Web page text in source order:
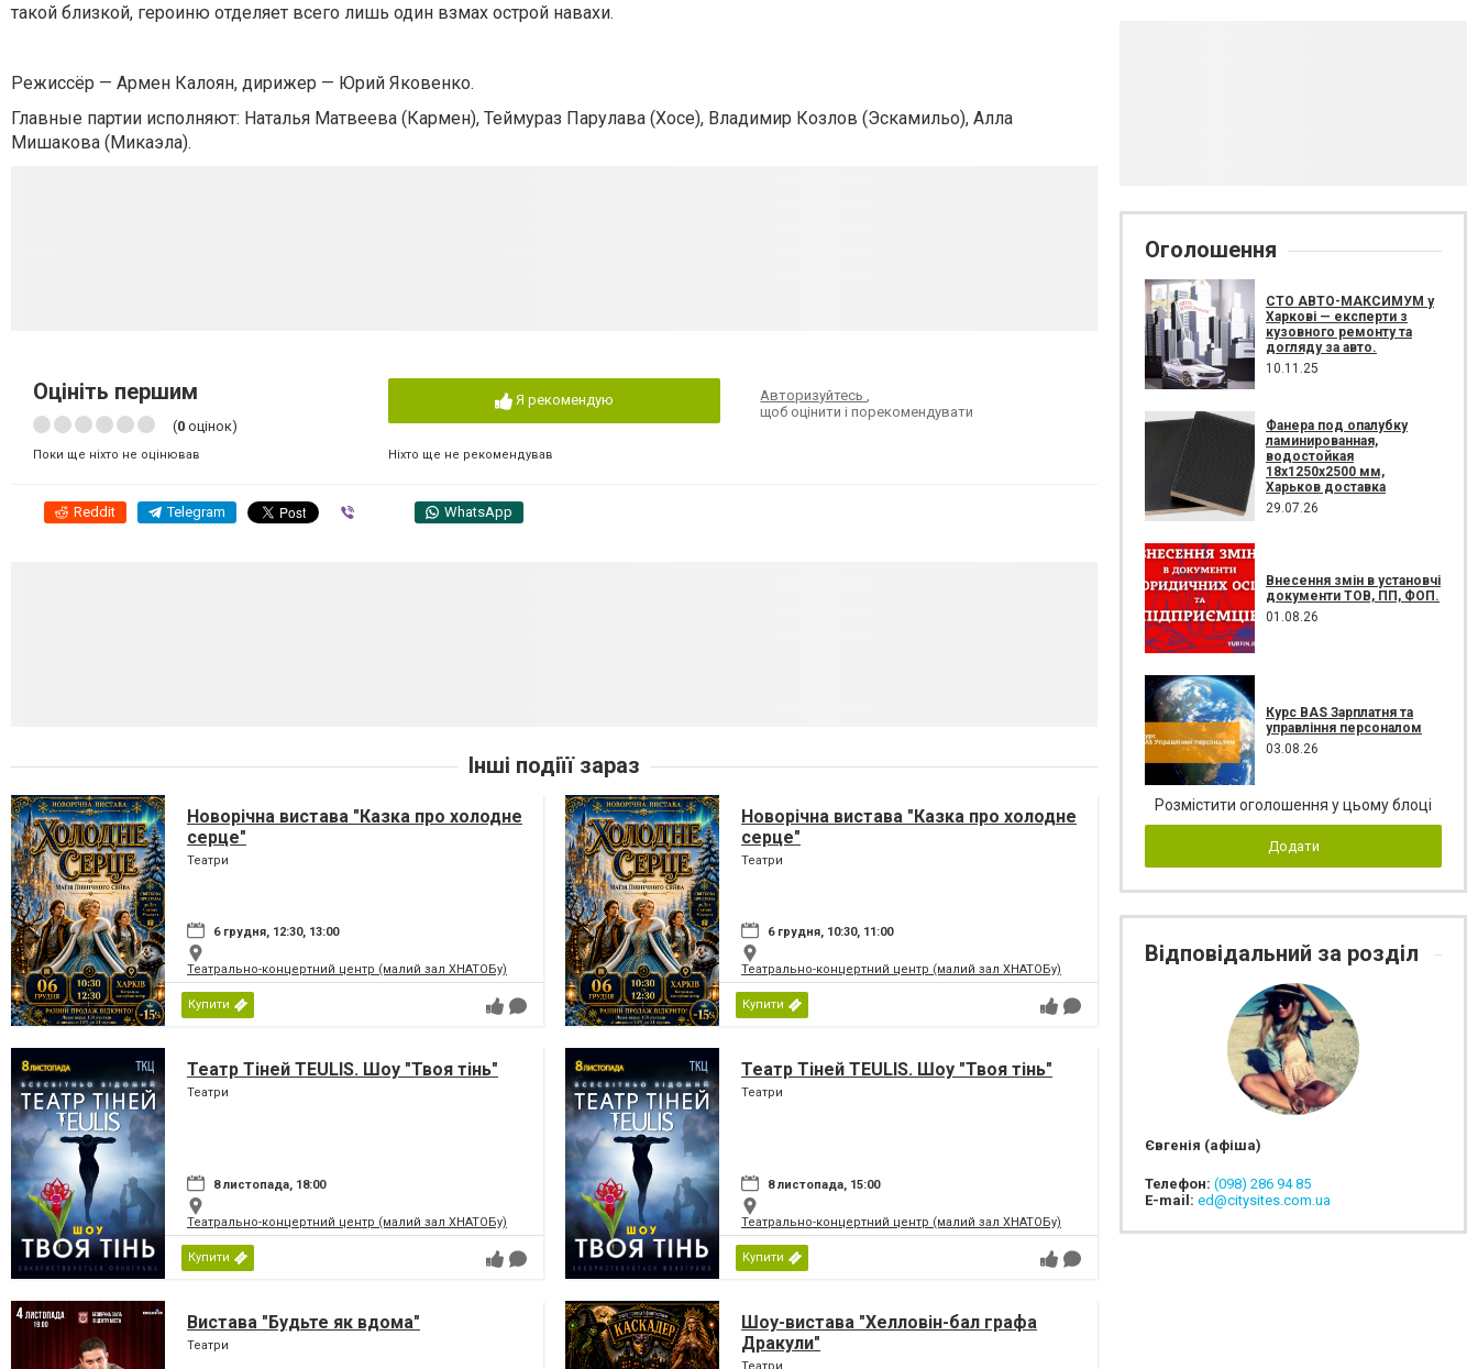
такой близкой, героиню отделяет всего лишь один взмах острой навахи.
Режиссёр — Армен Калоян, дирижер — Юрий Яковенко.
Главные партии исполняют: Наталья Матвеева (Кармен), Теймураз Парулава (Хосе), Владимир Козлов (Эскамильо), Алла
Мишакова (Микаэла).
Оцініть першим
(0 оцінок)
Поки ще ніхто не оцінював
Я рекомендую
Ніхто ще не рекомендував
Авторизуйтесь
щоб оцінити і порекомендувати
Reddit Telegram WhatsApp
Інші подіїї зараз
Новорічна вистава "Казка про холодне
серце"
Театри
6 грудня, 12:30, 13:00
Театрально-концертний центр (малий зал ХНАТОБу)
Купити
Новорічна вистава "Казка про холодне
серце"
Театри
6 грудня, 10:30, 11:00
Театрально-концертний центр (малий зал ХНАТОБу)
Купити
Театр Тіней TEULIS. Шоу "Твоя тінь"
Театри
8 листопада, 18:00
Театрально-концертний центр (малий зал ХНАТОБу)
Купити
Театр Тіней TEULIS. Шоу "Твоя тінь"
Театри
8 листопада, 15:00
Театрально-концертний центр (малий зал ХНАТОБу)
Купити
Вистава "Будьте як вдома"
Театри
Шоу-вистава "Хелловін-бал графа
Дракули"
Оголошення
СТО АВТО-МАКСИМУМ у
Харкові — експерти з
кузовного ремонту та
догляду за авто.
10.11.25
Фанера под опалубку
ламинированная,
водостойкая
18х1250х2500 мм,
Харьков доставка
29.07.26
Внесення змін в установчі
документи ТОВ, ПП, ФОП.
01.08.26
Курс BAS Зарплатня та
управління персоналом
03.08.26
Розмістити оголошення у цьому блоці
Додати
Відповідальний за розділ
Євгенія (афіша)
Телефон: (098) 286 94 85
E-mail: ed@citysites.com.ua